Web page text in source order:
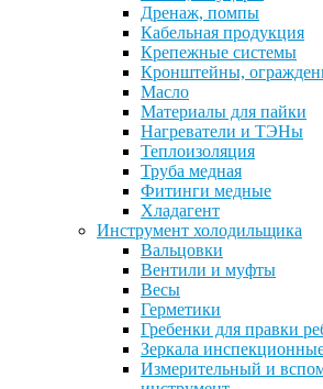
Дренаж, помпы
Кабельная продукция
Крепежные системы
Кронштейны,
Масло
Материалы для пайки
Нагреватели и ТЭНы
Теплоизоляция
Труба медная
Фитинги медные
Хладагент
Инструмент холодильщика
Вальцовки
Вентили и муфты
Весы
Герметики
Гребенки для правки
Зеркала
Измерительный и